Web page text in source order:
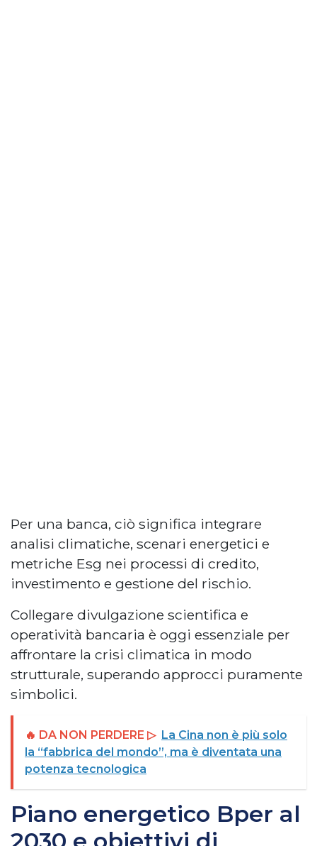
Per una banca, ciò significa integrare
analisi climatiche, scenari energetici e
metriche Esg nei processi di credito,
investimento e gestione del rischio.
Collegare divulgazione scientifica e
operatività bancaria è oggi essenziale per
affrontare la crisi climatica in modo
strutturale, superando approcci puramente
simbolici.
🔥 DA NON PERDERE ▷ La Cina non è più solo
la “fabbrica del mondo”, ma è diventata una
potenza tecnologica
Piano energetico Bper al